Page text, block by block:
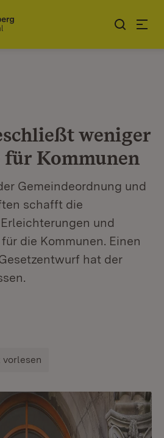
weniger
Kommunen
Gemeindeordnung und
schafft die
und
die Kommunen. Einen
hat der
vorlesen